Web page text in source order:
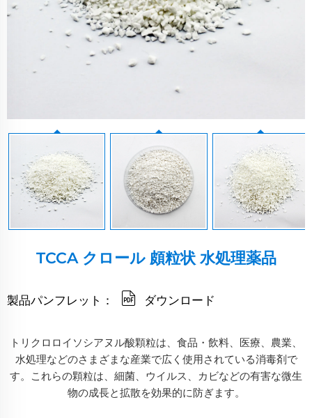
TCCA クロール 頗粒状 水処理薬品
製品パンフレット： ダウンロード
トリクロロイソシアヌル酸顆粒は、食品・飲料、医療、農業、
水処理などのさまざまな産業で広く使用されている消毒剤で
す。これらの顆粒は、細菌、ウイルス、カビなどの有害な微生
物の成長と拡散を効果的に防ぎます。